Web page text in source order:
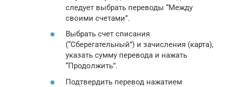
следует выбрать переводы “Между
своими счетами”.
Выбрать счет списания
(“Сберегательный”) и зачисления (карта),
указать сумму перевода и нажать
“Продолжить”.
Подтвердить перевод нажатием